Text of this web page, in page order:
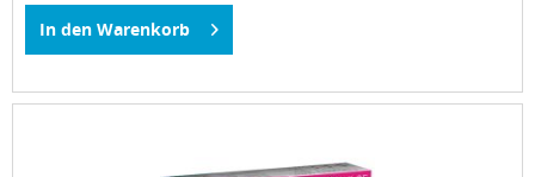
In den Warenkorb